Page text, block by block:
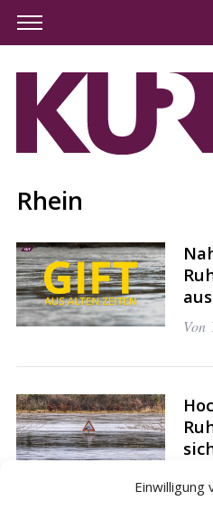
Einwilligung
Rhein
Von
Von
e
a
r
c
h